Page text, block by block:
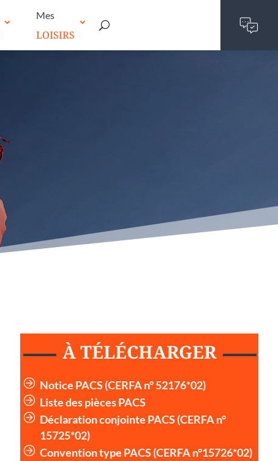
Mes
LOISIRS
À TÉLÉCHARGER
Notice PACS (CERFA n° 52176*02)
Liste des pièces PACS
Déclaration conjointe PACS (CERFA n°
15725*02)
Convention type PACS (CERFA n°15726*02)